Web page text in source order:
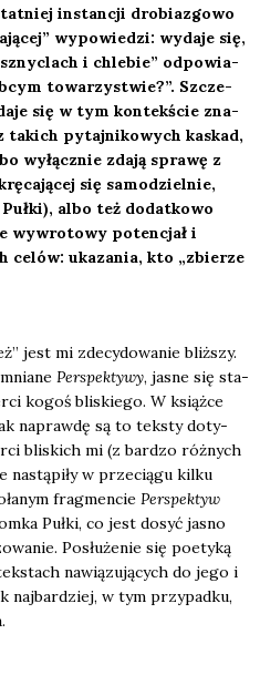
instan­cji dro­bia­zgo­wo
wypo­wie­dzi: wyda­je się,
sznyc­lach i chle­bie” odpo­wia­
towa­rzy­stwie?”. Szcze­
się w tym kon­tek­ście zna­
takich pytaj­ni­ko­wych kaskad,
wyłącz­nie zda­ją spra­wę z
się samo­dziel­nie,
Puł­ki), albo też dodat­ko­wo
wywro­to­wy poten­cjał i
celów: uka­za­nia, kto „zbie­rze
jest mi zde­cy­do­wa­nie bliż­szy.
Per­spek­ty­wy, jasne się sta­
kogoś bli­skie­go. W książ­ce
napraw­dę są to tek­sty doty­
bli­skich mi (z bar­dzo róż­nych
nastą­pi­ły w prze­cią­gu kil­ku
frag­men­cie Per­spek­tyw
Puł­ki, co jest dosyć jasno
Posłu­że­nie się poety­ką
nawią­zu­ją­cych do jego i
naj­bar­dziej, w tym przy­pad­ku,